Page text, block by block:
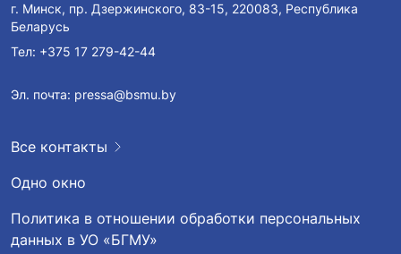
г. Минск, пр. Дзержинского, 83-15, 220083, Республика
Беларусь
Тел: +375 17 279-42-44
Эл. почта: pressa@bsmu.by
Все контакты
Одно окно
Политика в отношении обработки персональных
данных в УО «БГМУ»